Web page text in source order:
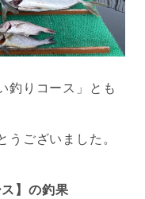
釣りコース」とも
うございました。
】の釣果